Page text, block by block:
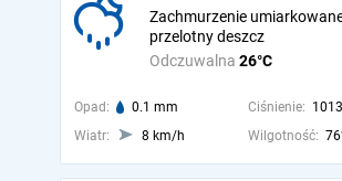
Odczuwalna 26°C
Zachmurzenie
przelotny deszcz
Opad: 0.1 mm Ciśnienie:
Wiatr:
8 km/h Wilgotność: